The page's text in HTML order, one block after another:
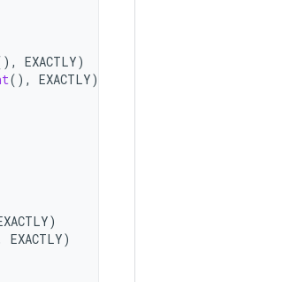
EXACTLY)
(), EXACTLY)
)
EXACTLY)